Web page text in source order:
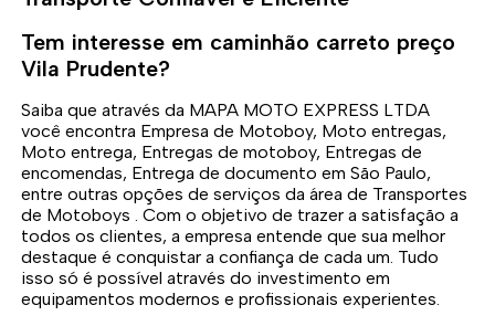
Tem interesse em caminhão carreto preço
Vila Prudente?
Saiba que através da MAPA MOTO EXPRESS LTDA
você encontra Empresa de Motoboy, Moto entregas,
Moto entrega, Entregas de motoboy, Entregas de
encomendas, Entrega de documento em São Paulo,
entre outras opções de serviços da área de Transportes
de Motoboys . Com o objetivo de trazer a satisfação a
todos os clientes, a empresa entende que sua melhor
destaque é conquistar a confiança de cada um. Tudo
isso só é possível através do investimento em
equipamentos modernos e profissionais experientes.